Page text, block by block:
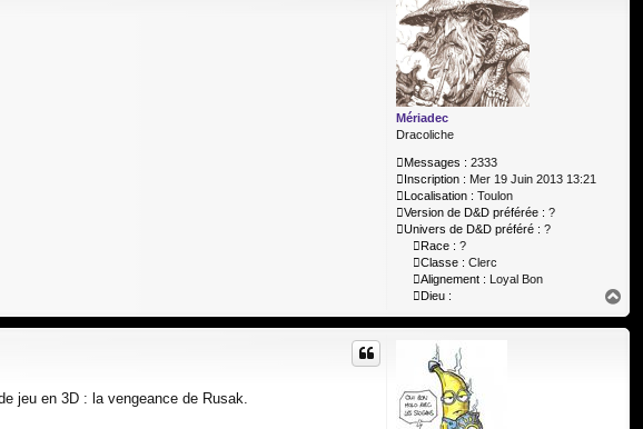
Mériadec
Dracoliche
Messages : 2333
Inscription : Mer 19 Juin 2013 13:21
Localisation : Toulon
Version de D&D préférée : ?
Univers de D&D préféré : ?
Race : ?
Classe : Clerc
Alignement : Loyal Bon
Dieu :
a
u
jeu en 3D : la vengeance de Rusak.